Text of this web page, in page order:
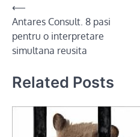
Post
navigation
⟵
Antares Consult. 8 pasi
pentru o interpretare
simultana reusita
Related Posts